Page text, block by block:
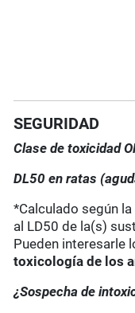
SEGURIDAD
Clase de toxicidad
DL50 en ratas
*Calculado según
al LD50 de la(s)
Pueden interesarle
toxicología de los
¿Sospecha de